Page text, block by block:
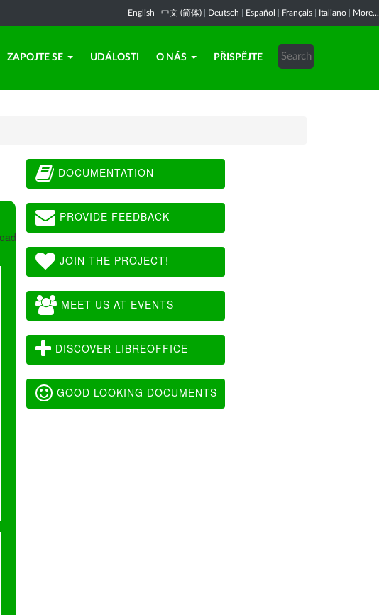
English 中文 (简体) Deutsch Español Français Italiano More...
ZAPOJTE SE UDÁLOSTI O NÁS PŘISPĚJTE
DOCUMENTATION
PROVIDE FEEDBACK
JOIN THE PROJECT!
MEET US AT EVENTS
DISCOVER LIBREOFFICE
GOOD LOOKING DOCUMENTS